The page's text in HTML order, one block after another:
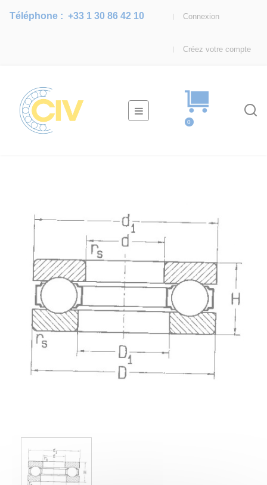
Connexion
Créez votre compte
Téléphone :+33 1 30 86 42 10
Basculer
la
☰
0